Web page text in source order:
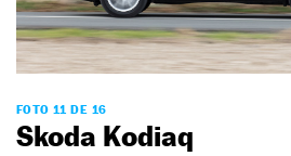
FOTO 11 DE 16
Skoda Kodiaq